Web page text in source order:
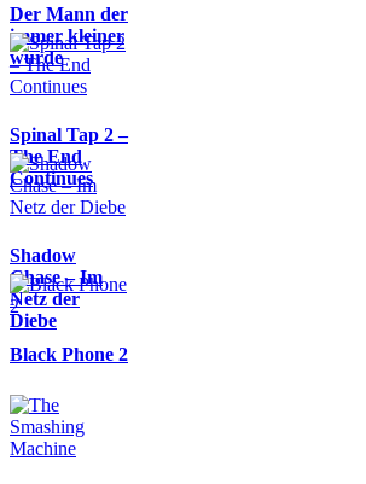
Der Mann der
immer kleiner
wurde
Spinal Tap 2 –
The End
Continues
Shadow
Chase – Im
Netz der
Diebe
Black Phone 2